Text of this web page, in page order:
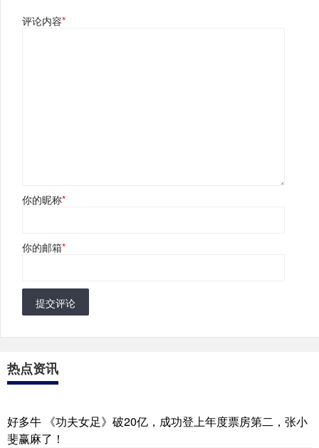
评论内容*
你的昵称*
你的邮箱*
提交评论
热点资讯
好多牛 《功夫女足》破20亿，成功登上年度票房第二，张小
斐赢麻了！